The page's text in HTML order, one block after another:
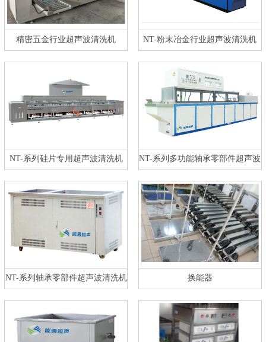
精密五金行业超声波清洗机 NT-粉末冶金行业超声波清洗机
NT-系列硅片专用超声波清洗机 NT-系列多功能轴承零部件超声波
NT-系列轴承零部件超声波清洗机 换能器